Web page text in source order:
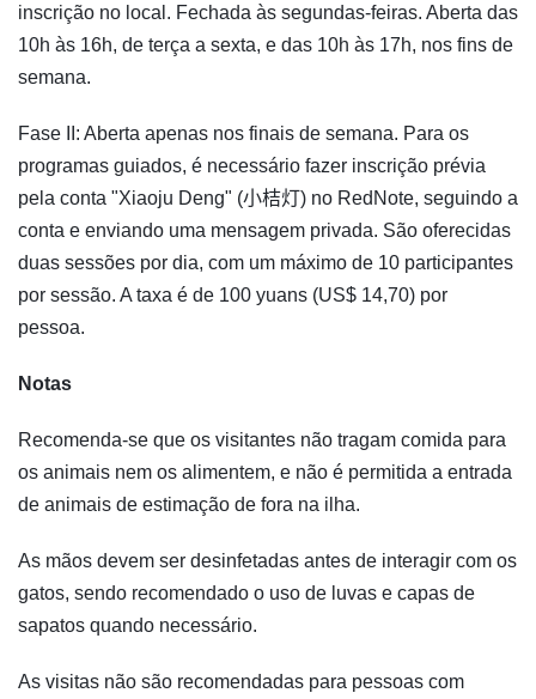
inscrição no local. Fechada às segundas-feiras. Aberta das
10h às 16h, de terça a sexta, e das 10h às 17h, nos fins de
semana.
Fase II: Aberta apenas nos finais de semana. Para os
programas guiados, é necessário fazer inscrição prévia
pela conta "Xiaoju Deng" (小桔灯) no RedNote, seguindo a
conta e enviando uma mensagem privada. São oferecidas
duas sessões por dia, com um máximo de 10 participantes
por sessão. A taxa é de 100 yuans (US$ 14,70) por
pessoa.
Notas
Recomenda-se que os visitantes não tragam comida para
os animais nem os alimentem, e não é permitida a entrada
de animais de estimação de fora na ilha.
As mãos devem ser desinfetadas antes de interagir com os
gatos, sendo recomendado o uso de luvas e capas de
sapatos quando necessário.
As visitas não são recomendadas para pessoas com